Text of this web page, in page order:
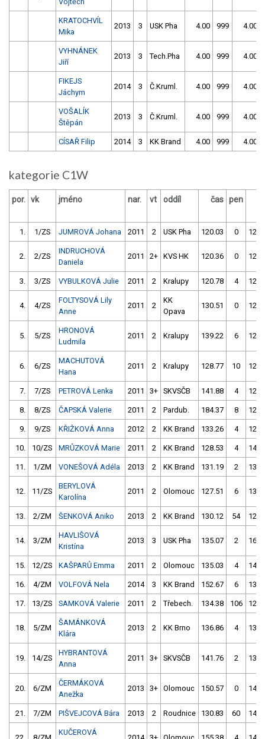
KRATOCHVÍL
Mika
2013 3 USK Pha 4.00 999 4.00
VYHNÁNEK
Jiří
2013 3 Tech.Pha 4.00 999 4.00
FIKEJS
Jáchym
2014 3 Č.Kruml. 4.00 999 4.00
VOŠALÍK
Štěpán
2013 3 Č.Kruml. 4.00 999 4.00
CÍSAŘ Filip 2014 3 KK Brand 4.00 999 4.00
kategorie C1W
por. vk jméno nar. vt oddíl čas pen
1. 1/ZS JUMROVÁ Johana 2011 2 USK Pha 120.03 0
2. 2/ZS
INDRUCHOVÁ
Daniela
2011 2+ KVS HK 120.36 0
3. 3/ZS VYBULKOVÁ Julie 2011 2 Kralupy 120.78 4
4. 4/ZS
FOLTYSOVÁ Lily
Anne
2011 2
KK
Opava
130.51 0
5. 5/ZS
HRONOVÁ
Ludmila
2011 2 Kralupy 139.22 6
6. 6/ZS
MACHUTOVÁ
Hana
2011 2 Kralupy 128.77 10
7. 7/ZS PETROVÁ Lenka 2011 3+ SKVSČB 141.88 4
8. 8/ZS ČAPSKÁ Valerie 2011 2 Pardub. 184.37 8
9. 9/ZS KŘIŽKOVÁ Anna 2012 2 KK Brand 133.26 4
10. 10/ZS MRŮZKOVÁ Marie 2011 2 KK Brand 128.53 4
11. 1/ZM VONEŠOVÁ Adéla 2013 2 KK Brand 131.19 2
12. 11/ZS
BERYLOVÁ
Karolína
2011 2 Olomouc 127.51 6
13. 2/ZM ŠENKOVÁ Aniko 2013 2 KK Brand 130.12 54
14. 3/ZM
HAVLIŠOVÁ
Kristína
2013 3 USK Pha 135.07 2
15. 12/ZS KAŠPARŮ Emma 2011 2 Olomouc 135.03 4
16. 4/ZM VOLFOVÁ Nela 2014 3 KK Brand 152.67 6
17. 13/ZS SAMKOVÁ Valerie 2011 2 Třebech. 134.38 106
18. 5/ZM
ŠAMÁNKOVÁ
Klára
2013 2 KK Brno 136.86 4
19. 14/ZS
HYBRANTOVÁ
Anna
2011 3+ SKVSČB 141.76 2
20. 6/ZM
ČERMÁKOVÁ
Anežka
2013 3+ Olomouc 150.57 0
21. 7/ZM PIŠVEJCOVÁ Bára 2013 2 Roudnice 130.83 60
KUČEROVÁ